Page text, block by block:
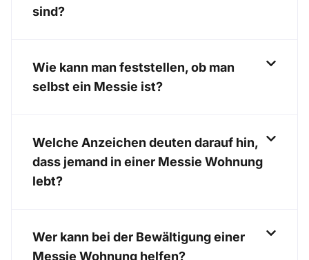
sind?
Wie kann man feststellen, ob man
selbst ein Messie ist?
Welche Anzeichen deuten darauf hin,
dass jemand in einer Messie Wohnung
lebt?
Wer kann bei der Bewältigung einer
Messie Wohnung helfen?